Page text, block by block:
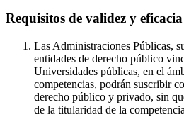
Requisitos de validez y
Las Administraciones Públicas,
entidades de derecho público
Universidades públicas, en el
competencias, podrán suscribir
derecho público y privado, sin
de la titularidad de la